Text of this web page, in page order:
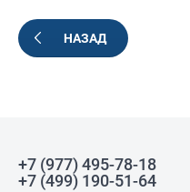
НАЗАД
+7 (977) 495-78-18
+7 (499) 190-51-64